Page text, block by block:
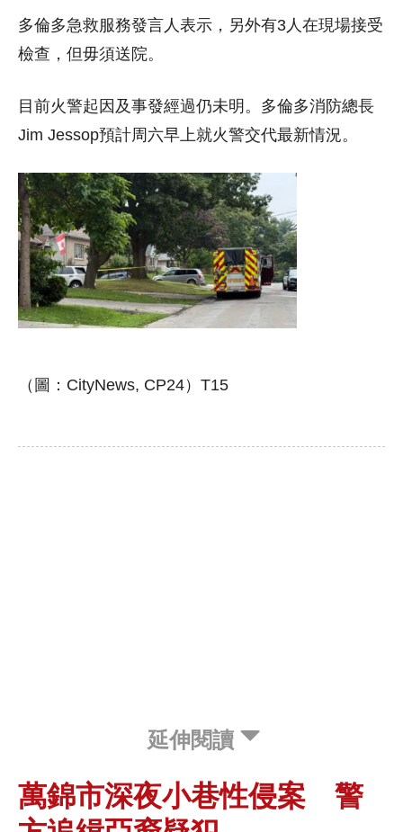
多倫多急救服務發言人表示，另外有3人在現場接受
檢查，但毋須送院。
目前火警起因及事發經過仍未明。多倫多消防總長
Jim Jessop預計周六早上就火警交代最新情況。
（圖：CityNews, CP24）T15
延伸閱讀
萬錦市深夜小巷性侵案 警